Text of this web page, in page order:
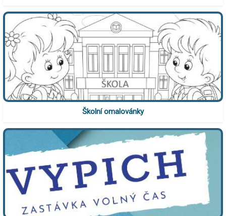
Školní omalovánky